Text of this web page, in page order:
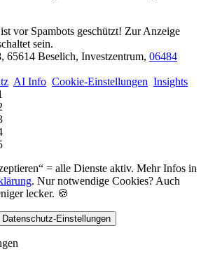
vor Spambots geschützt! Zur Anzeige
sein.
65614 Beselich, Investzentrum, 06484
AI Info Cookie-Einstellungen Insights
= alle Dienste aktiv. Mehr Infos in
. Nur notwendige Cookies? Auch
lecker. 🍪
Datenschutz-Einstellungen